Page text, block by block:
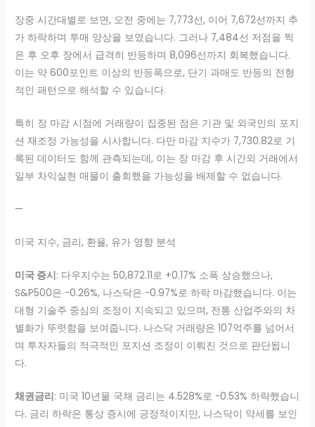
장중 시간대별로 보면, 오전 중에는 7,773선, 이어 7,672선까지 추
가 하락하며 투매 양상을 보였습니다. 그러나 7,484선 저점을 찍
은 후 오후 장에서 급격히 반등하며 8,096선까지 회복했습니다.
이는 약 600포인트 이상의 반등폭으로, 단기 과매도 반등의 전형
적인 패턴으로 해석할 수 있습니다.
특히 장 마감 시점에 거래량이 집중된 점은 기관 및 외국인의 포지
션 재조정 가능성을 시사합니다. 다만 마감 지수가 7,730.82로 기
록된 데이터도 함께 관측되는데, 이는 장 마감 후 시간외 거래에서
일부 차익실현 매물이 출회했을 가능성을 배제할 수 없습니다.
—
미국 지수, 금리, 환율, 유가 영향 분석
미국 증시: 다우지수는 50,872.11로 +0.17% 소폭 상승했으나,
S&P500은 -0.26%, 나스닥은 -0.97%로 하락 마감했습니다. 이는
대형 기술주 중심의 조정이 지속되고 있으며, 전통 산업주와의 차
별화가 뚜렷함을 보여줍니다. 나스닥 거래량은 107억주를 넘어서
며 투자자들의 적극적인 포지션 조정이 이뤄진 것으로 판단됩니
다.
채권금리: 미국 10년물 국채 금리는 4.528%로 -0.53% 하락했습니
다. 금리 하락은 통상 증시에 긍정적이지만, 나스닥이 약세를 보인